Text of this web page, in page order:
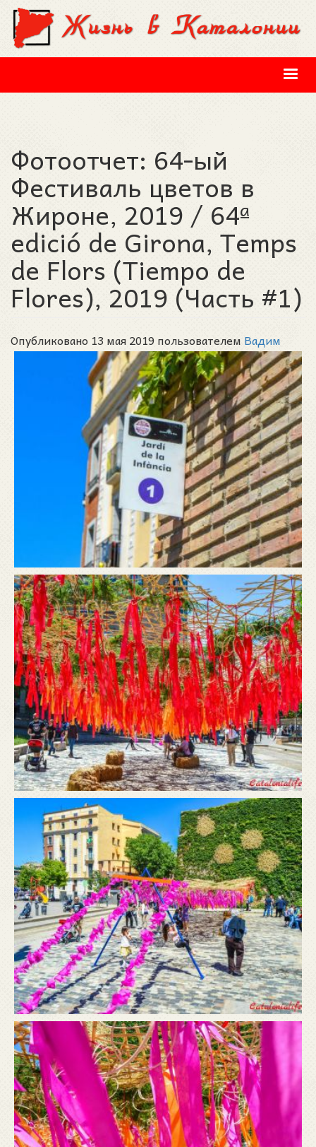
Перейти к основному содержанию
Фотоотчет: 64-ый
Фестиваль цветов в
Жироне, 2019 / 64ª
edició de Girona, Temps
de Flors (Tiempo de
Flores), 2019 (Часть #1)
Опубликовано 13 мая 2019 пользователем Вадим